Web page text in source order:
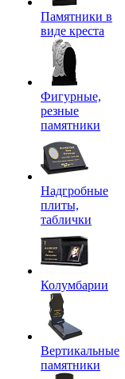
Памятники в
виде креста
Фигурные,
резные
памятники
Надгробные
плиты,
таблички
Колумбарии
Вертикальные
памятники